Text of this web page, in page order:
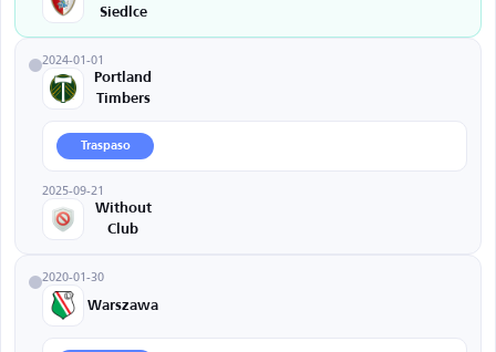
Siedlce
2024-01-01
Portland
Timbers
Traspaso
2025-09-21
Without
Club
2020-01-30
Warszawa